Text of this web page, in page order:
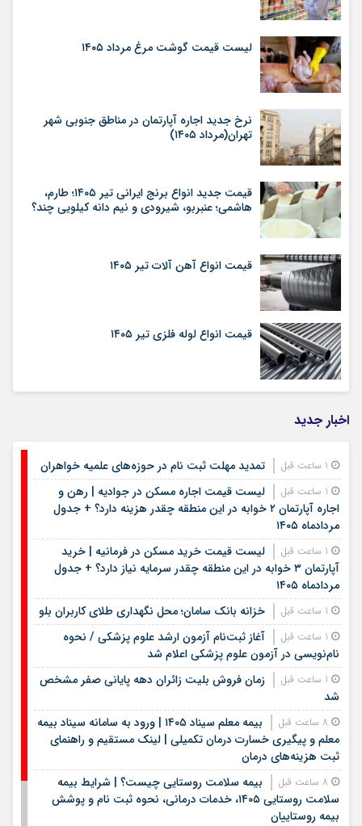
لیست قیمت گوشت مرغ مرداد ۱۴۰۵
نرخ جدید اجاره آپارتمان در مناطق جنوبی شهر
تهران(مرداد ۱۴۰۵)
قیمت جدید انواع برنج ایرانی تیر ۱۴۰۵؛ طارم،
هاشمی؛ عنبربو، شیرودی و نیم دانه کیلویی چند؟
قیمت انواع آهن آلات تیر ۱۴۰۵
قیمت انواع لوله فلزی تیر ۱۴۰۵
اخبار جدید
تمدید مهلت ثبت نام در حوزه‌های علمیه خواهران
لیست قیمت اجاره مسکن در جوادیه | رهن و
اجاره آپارتمان ۲ خوابه در این منطقه چقدر هزینه دارد؟ + جدول
مردادماه ۱۴۰۵
لیست قیمت خرید مسکن در فرمانیه | خرید
آپارتمان ۳ خوابه در این منطقه چقدر سرمایه نیاز دارد؟ + جدول
مردادماه ۱۴۰۵
خزانه بانک سامان؛ محل نگهداری طلای کاربران بلو
آغاز ثبت‌نام آزمون ارشد علوم پزشکی / نحوه
نام‌نویسی در آزمون علوم پزشکی اعلام شد
زمان فروش بلیت زائران دهه پایانی صفر مشخص
شد
بیمه معلم سیناد ۱۴۰۵ | ورود به سامانه سیناد بیمه
معلم و پیگیری خسارت درمان تکمیلی | لینک مستقیم و راهنمای
ثبت هزینه‌های درمان
بیمه سلامت روستایی چیست؟ | شرایط بیمه
سلامت روستایی ۱۴۰۵، خدمات درمانی، نحوه ثبت نام و پوشش
بیمه روستاییان